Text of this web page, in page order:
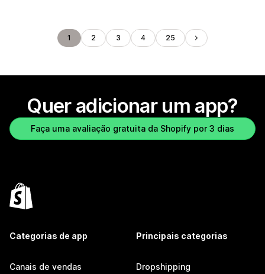
1 2 3 4 25
Quer adicionar um app?
Faça uma avaliação gratuita da Shopify por 3 dias
Categorias de app
Canais de vendas
Principais categorias
Dropshipping